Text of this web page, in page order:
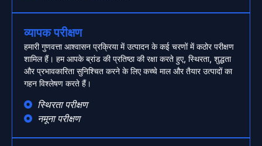
व्यापक परीक्षण
हमारी गुणवत्ता आश्वासन प्रक्रिया में उत्पादन के कई चरणों में कठोर परीक्षण
शामिल हैं। हम आपके ब्रांड की प्रतिष्ठा की रक्षा करते हुए, स्थिरता, शुद्धता
और प्रभावकारिता सुनिश्चित करने के लिए कच्चे माल और तैयार उत्पादों का
गहन विश्लेषण करते हैं।
स्थिरता परीक्षण
नमूना परीक्षण